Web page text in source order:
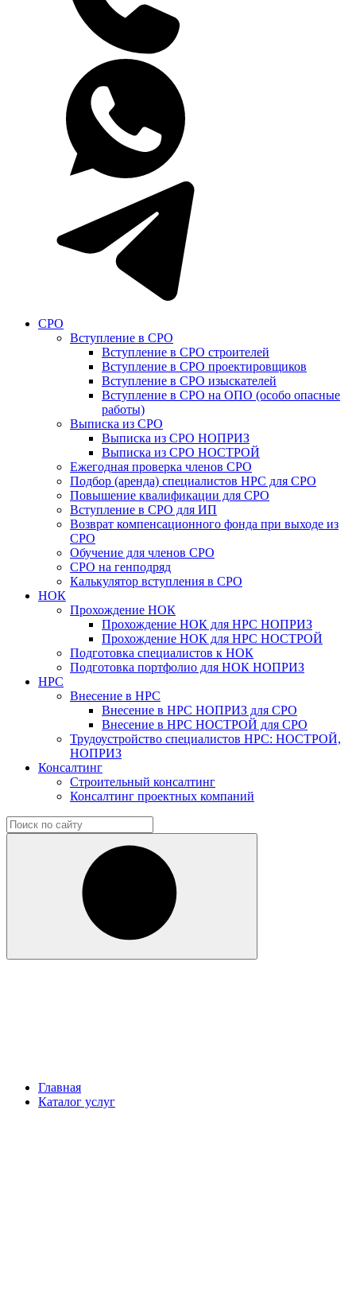
СРО
Вступление в СРО
Вступление в СРО строителей
Вступление в СРО проектировщиков
Вступление в СРО изыскателей
Вступление в СРО на ОПО (особо опасные
работы)
Выписка из СРО
Выписка из СРО НОПРИЗ
Выписка из СРО НОСТРОЙ
Ежегодная проверка членов СРО
Подбор (аренда) специалистов НРС для СРО
Повышение квалификации для СРО
Вступление в СРО для ИП
Возврат компенсационного фонда при выходе из
СРО
Обучение для членов СРО
СРО на генподряд
Калькулятор вступления в СРО
НОК
Прохождение НОК
Прохождение НОК для НРС НОПРИЗ
Прохождение НОК для НРС НОСТРОЙ
Подготовка специалистов к НОК
Подготовка портфолио для НОК НОПРИЗ
НРС
Внесение в НРС
Внесение в НРС НОПРИЗ для СРО
Внесение в НРС НОСТРОЙ для СРО
Трудоустройство специалистов НРС: НОСТРОЙ,
НОПРИЗ
Консалтинг
Строительный консалтинг
Консалтинг проектных компаний
Главная
Каталог услуг